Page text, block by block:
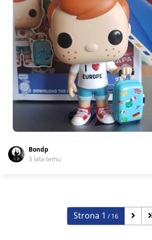
Bondp
3 lata temu
Strona 1 / 16